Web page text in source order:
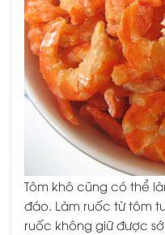
Tôm khô cũng có thể
đáo. Làm ruốc từ tôm
ruốc không giữ được